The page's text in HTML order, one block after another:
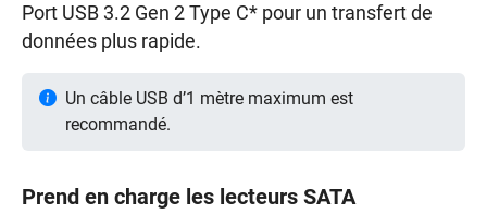
Port USB 3.2 Gen 2 Type C* pour un transfert de
données plus rapide.
Un câble USB d’1 mètre maximum est
recommandé.
Prend en charge les lecteurs SATA